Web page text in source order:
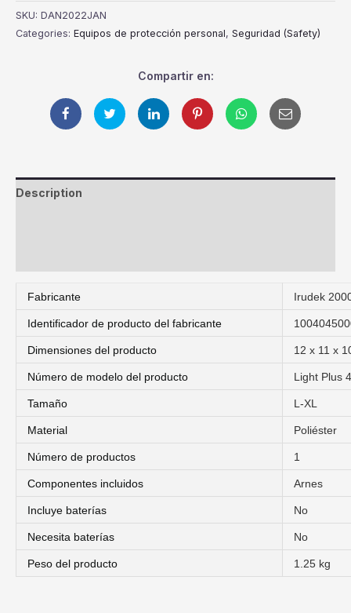
SKU: DAN2022JAN
Categories: Equipos de protección personal, Seguridad (Safety)
Compartir en:
Description
Fabricante ‎Irudek
Identificador de producto del fabricante
Dimensiones del producto ‎12 x 11 x
Número de modelo del producto ‎Light Plus 4
Tamaño ‎L-XL
Material ‎Poliéster
Número de productos ‎1
Componentes incluidos ‎Arnes
Incluye baterías ‎No
Necesita baterías ‎No
Peso del producto ‎1.25 kg